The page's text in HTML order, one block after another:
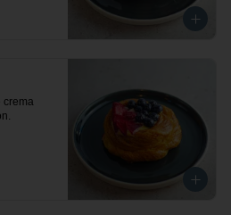
crema